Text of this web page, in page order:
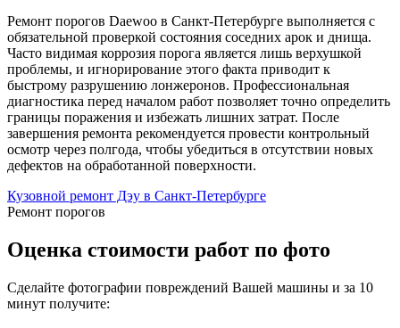
Ремонт порогов Daewoo в Санкт-Петербурге выполняется с
обязательной проверкой состояния соседних арок и днища.
Часто видимая коррозия порога является лишь верхушкой
проблемы, и игнорирование этого факта приводит к
быстрому разрушению лонжеронов. Профессиональная
диагностика перед началом работ позволяет точно определить
границы поражения и избежать лишних затрат. После
завершения ремонта рекомендуется провести контрольный
осмотр через полгода, чтобы убедиться в отсутствии новых
дефектов на обработанной поверхности.
Кузовной ремонт Дэу в Санкт-Петербурге
Ремонт порогов
Оценка стоимости работ по фото
Сделайте фотографии повреждений Вашей машины и за 10
минут получите: